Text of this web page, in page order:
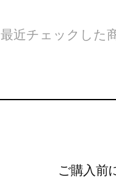
最近チェックした
ご購入前